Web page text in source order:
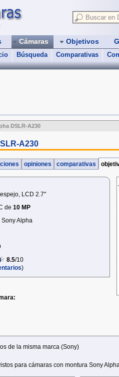
Cámaras
Búsqueda Comparativas
Objetivos
DSLR-A230
A230
opiniones comparativas
LCD 2.7"
de 10 MP
Alpha
8.5/10
)
de la misma marca (Sony)
para cámaras con montura Sony